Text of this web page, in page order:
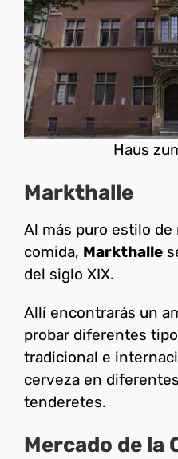
Haus
Markthalle
Al más puro estilo de
comida, Markthalle
del siglo XIX.
Allí encontrarás un
probar diferentes
tradicional e
cerveza en
tenderetes.
Mercado de la